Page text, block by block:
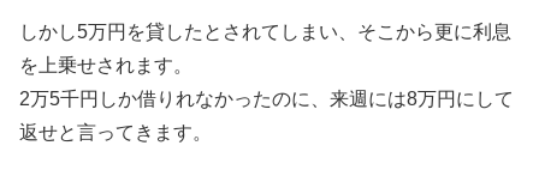
しかし5万円を貸したとされてしまい、そこから更に利息
を上乗せされます。
2万5千円しか借りれなかったのに、来週には8万円にして
返せと言ってきます。